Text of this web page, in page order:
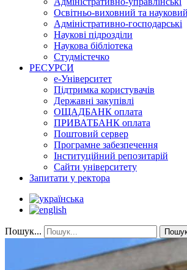
Освітньо-виховний та
Адміністративно-господарські
Наукові підрозділи
Наукова бібліотека
Студмістечко
РЕСУРСИ
е-Університет
Підтримка користувачів
Державні закупівлі
ОЩАДБАНК оплата
ПРИВАТБАНК оплата
Поштовий сервер
Програмне забезпечення
Інституційний репозитарій
Сайти університету
Запитати у ректора
Пошук...